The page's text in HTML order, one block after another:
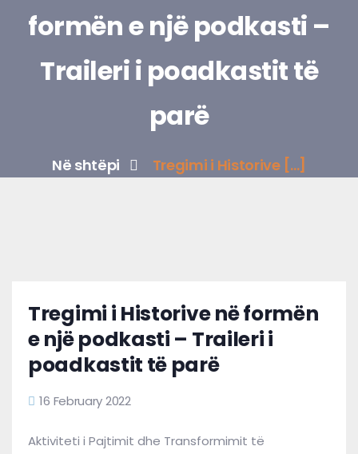
formën e një podkasti –
Traileri i poadkastit të
parë
Në shtëpi Tregimi i Historive [...]
Tregimi i Historive në formën
e një podkasti – Traileri i
poadkastit të parë
16 February 2022
Aktiviteti i Pajtimit dhe Transformimit të